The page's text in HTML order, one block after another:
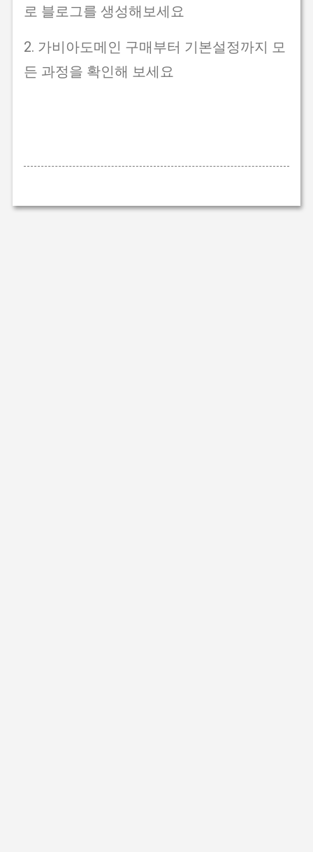
로 블로그를 생성해보세요
2. 가비아도메인 구매부터 기본설정까지 모
든 과정을 확인해 보세요